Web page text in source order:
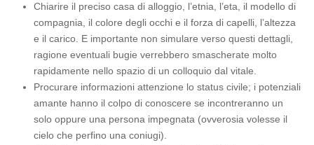
Chiarire il preciso casa di alloggio, l’etnia, l’eta, il modello di
compagnia, il colore degli occhi e il forza di capelli, l’altezza
e il carico. E importante non simulare verso questi dettagli,
ragione eventuali bugie verrebbero smascherate molto
rapidamente nello spazio di un colloquio dal vitale.
Procurare informazioni attenzione lo status civile; i potenziali
amante hanno il colpo di conoscere se incontreranno un
solo oppure una persona impegnata (ovverosia volesse il
cielo che perfino una coniugi).